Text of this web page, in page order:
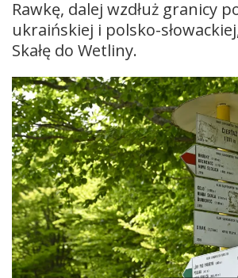
Rawkę, dalej wzdłuż granicy
ukraińskiej i polsko-
Skałę do Wetliny.